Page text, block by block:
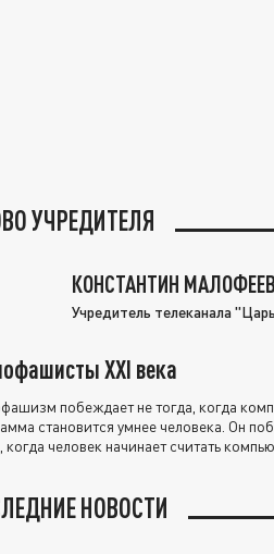
УЧРЕДИТЕЛЯ
КОНСТАНТИН МАЛОФЕЕВ
Учредитель телеканала
XXI века
побеждает не тогда, когда
становится умнее человека. Он
когда человек начинает считать
НОВОСТИ